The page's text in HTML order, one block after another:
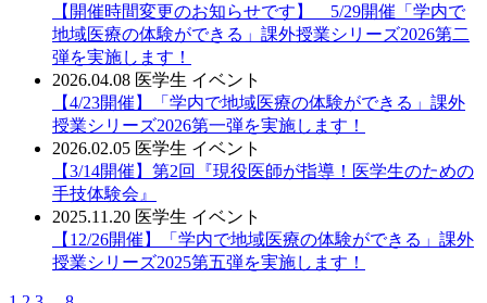
【開催時間変更のお知らせです】 5/29開催「学内で
地域医療の体験ができる」課外授業シリーズ2026第二
弾を実施します！
2026.04.08 医学生 イベント
【4/23開催】「学内で地域医療の体験ができる」課外
授業シリーズ2026第一弾を実施します！
2026.02.05 医学生 イベント
【3/14開催】第2回『現役医師が指導！医学生のための
手技体験会』
2025.11.20 医学生 イベント
【12/26開催】「学内で地域医療の体験ができる」課外
授業シリーズ2025第五弾を実施します！